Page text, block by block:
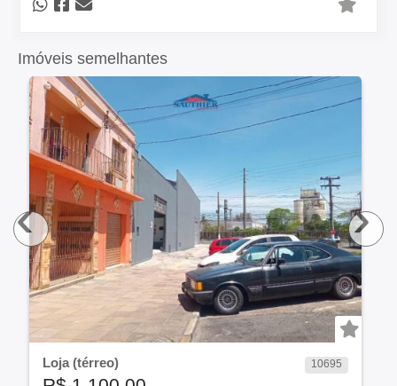
Imóveis semelhantes
‹
Loja (térreo) 10695
›